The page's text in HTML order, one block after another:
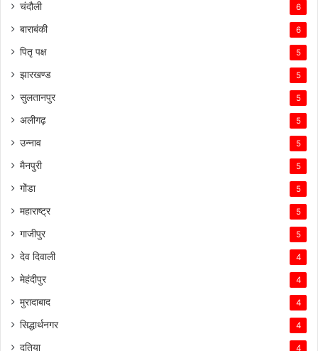
चंदौली 6
बाराबंकी 6
पितृ पक्ष 5
झारखण्ड 5
सुलतानपुर 5
अलीगढ़ 5
उन्नाव 5
मैनपुरी 5
गोंडा 5
महाराष्ट्र 5
गाजीपुर 5
देव दिवाली 4
मेहंदीपुर 4
मुरादाबाद 4
सिद्धार्थनगर 4
दतिया 4